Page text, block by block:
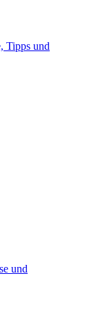
Tipps und
und